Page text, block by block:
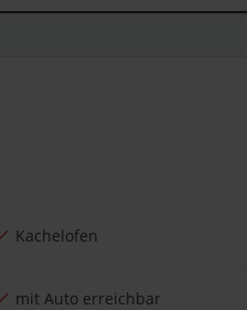
Kachelofen
mit Auto erreichbar